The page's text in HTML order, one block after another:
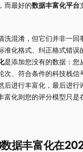
而最好的数据丰富化平台
洗混淆，但它们并非一回
准化格式、纠正格式错误
是添加您没有的数据：您
次、符合条件的科技栈信
后进行丰富化，最后进行
富化则您的评分模型只是
据丰富化在